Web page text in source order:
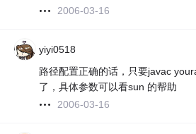
2006-03-16
yiyi0518
路径配置正确的话，只要javac
了，具体参数可以看sun 的帮助
2006-03-16